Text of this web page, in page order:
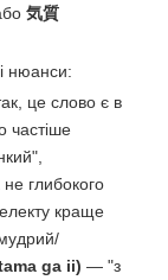
気質
нюанси:
це слово є в
частіше
не глибокого
краще
ga ii) — "з